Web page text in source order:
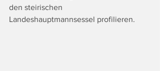
den steirischen
Landeshauptmannsessel profilieren.